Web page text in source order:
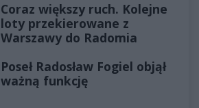
Coraz większy ruch. Kolejne
loty przekierowane z
Warszawy do Radomia
Poseł Radosław Fogiel objął
ważną funkcję